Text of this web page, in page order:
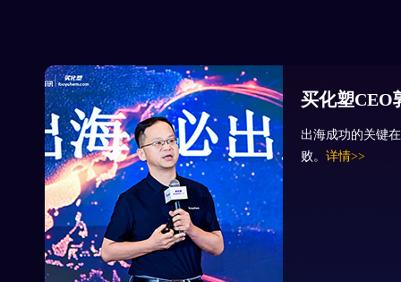
买化塑CEO
出海成功的关键
败。 详情>>